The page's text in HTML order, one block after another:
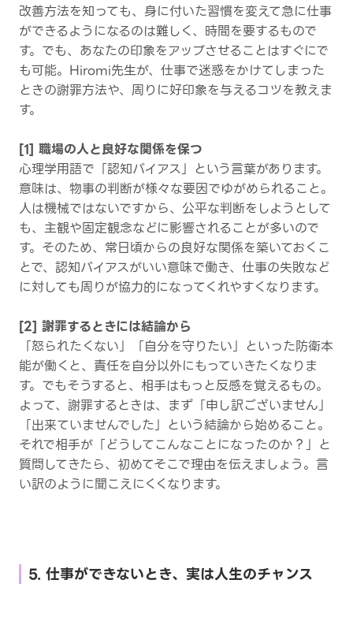
改善方法を知っても、身に付いた習慣を変えて急に仕事
ができるようになるのは難しく、時間を要するもので
す。でも、あなたの印象をアップさせることはすぐにで
も可能。Hiromi先生が、仕事で迷惑をかけてしまった
ときの謝罪方法や、周りに好印象を与えるコツを教えま
す。
[1] 職場の人と良好な関係を保つ
心理学用語で「認知バイアス」という言葉があります。
意味は、物事の判断が様々な要因でゆがめられること。
人は機械ではないですから、公平な判断をしようとして
も、主観や固定観念などに影響されることが多いので
す。そのため、常日頃からの良好な関係を築いておくこ
とで、認知バイアスがいい意味で働き、仕事の失敗など
に対しても周りが協力的になってくれやすくなります。
[2] 謝罪するときには結論から
「怒られたくない」「自分を守りたい」といった防衛本
能が働くと、責任を自分以外にもっていきたくなりま
す。でもそうすると、相手はもっと反感を覚えるもの。
よって、謝罪するときは、まず「申し訳ございません」
「出来ていませんでした」という結論から始めること。
それで相手が「どうしてこんなことになったのか？」と
質問してきたら、初めてそこで理由を伝えましょう。言
い訳のように聞こえにくくなります。
5. 仕事ができないとき、実は人生のチャンス